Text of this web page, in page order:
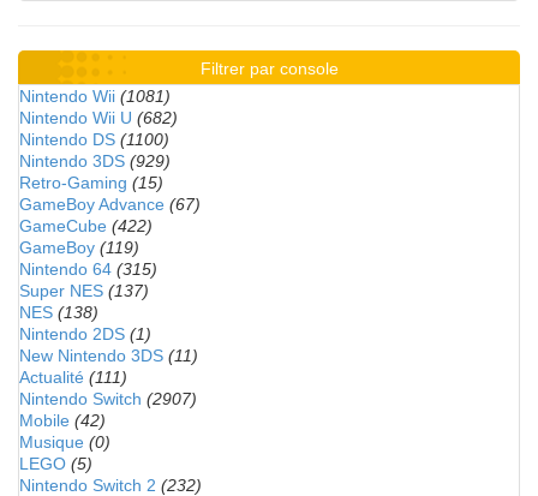
Filtrer par console
Nintendo Wii (1081)
Nintendo Wii U (682)
Nintendo DS (1100)
Nintendo 3DS (929)
Retro-Gaming (15)
GameBoy Advance (67)
GameCube (422)
GameBoy (119)
Nintendo 64 (315)
Super NES (137)
NES (138)
Nintendo 2DS (1)
New Nintendo 3DS (11)
Actualité (111)
Nintendo Switch (2907)
Mobile (42)
Musique (0)
LEGO (5)
Nintendo Switch 2 (232)